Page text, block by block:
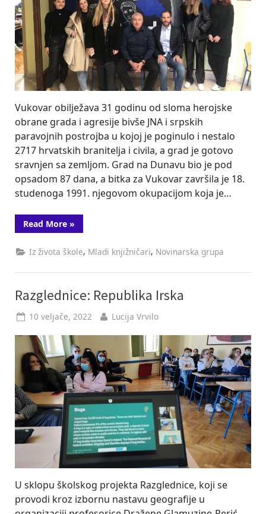
Vukovar obilježava 31 godinu od sloma herojske
obrane grada i agresije bivše JNA i srpskih
paravojnih postrojba u kojoj je poginulo i nestalo
2717 hrvatskih branitelja i civila, a grad je gotovo
sravnjen sa zemljom. Grad na Dunavu bio je pod
opsadom 87 dana, a bitka za Vukovar završila je 18.
studenoga 1991. njegovom okupacijom koja je…
Read More“Dan
sjećanja
žrtvu
Vukovara
Škabrnje”
»
Iz života škole, Mladi knjižničari, Novinarska grupa
Razglednice: Republika Irska
Posted
10 veljače, 2022 By
Lucija Vrvilo
U sklopu školskog projekta Razglednice, koji se
provodi kroz izbornu nastavu geografije u